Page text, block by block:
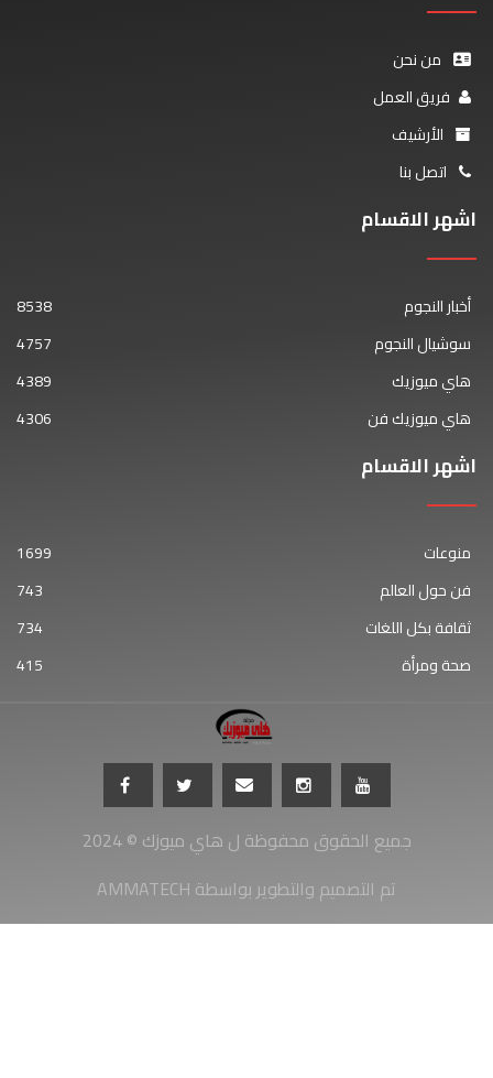
من نحن
فريق العمل
الأرشيف
اتصل بنا
اشهر الاقسام
أخبار النجوم
8538
سوشيال النجوم
4757
هاي ميوزيك
4389
هاي ميوزيك فن
4306
اشهر الاقسام
منوعات
1699
فن حول العالم
743
ثقافة بكل اللغات
734
صحة ومرأة
415
جميع الحقوق محفوظة ل هاي ميوزك © 2024
AMMATECH تم التصميم والتطوير بواسطة